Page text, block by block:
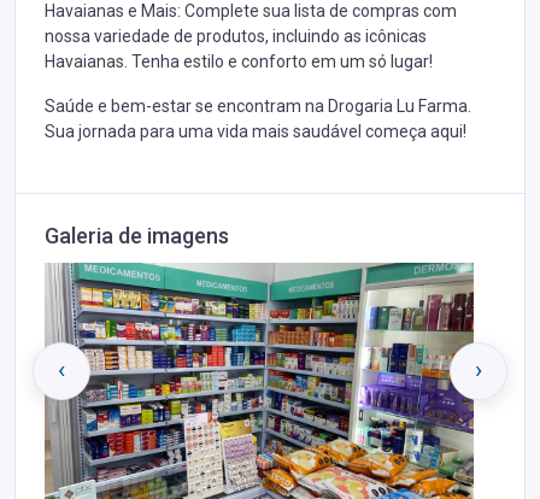
Havaianas e Mais: Complete sua lista de compras com
nossa variedade de produtos, incluindo as icônicas
Havaianas. Tenha estilo e conforto em um só lugar!
Saúde e bem-estar se encontram na Drogaria Lu Farma.
Sua jornada para uma vida mais saudável começa aqui!
Galeria de imagens
‹ ›